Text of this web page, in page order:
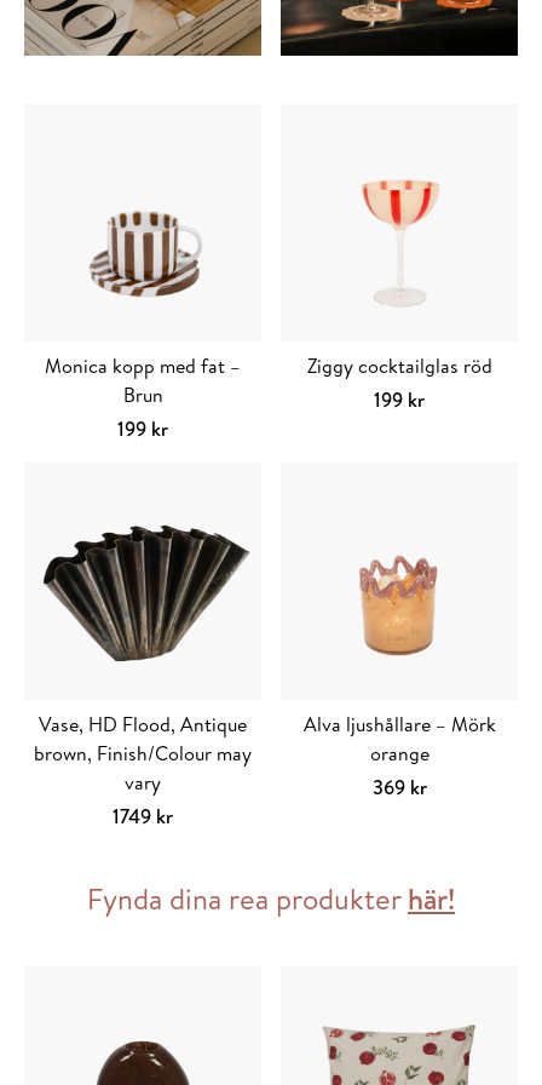
alternativen
kan
alternativen
Monica kopp med fat –
Brun
199 kr
Ziggy cocktailglas röd
199 kr
Vase, HD Flood, Antique
brown, Finish/Colour may
vary
1749 kr
Alva ljushållare – Mörk
orange
369 kr
Fynda dina rea produkterhär!